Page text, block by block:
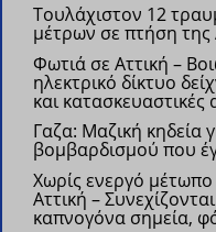
Τουλάχιστον 12
μέτρων σε πτήση
Φωτιά σε Αττική –
ηλεκτρικό δίκτυο
και κατασκευαστικές
Γαζα: Μαζική κηδεία
βομβαρδισμού που
Χωρίς ενεργό
Αττική –
καπνογόνα σημεία,